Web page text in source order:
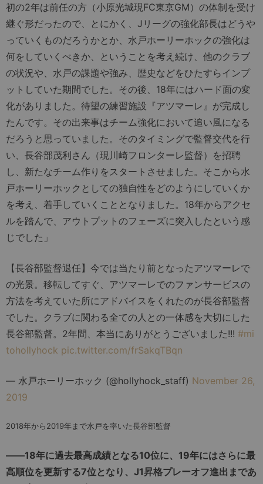
初の2年は前任の方（小原光城現FC東京GM）の体制を受け
継ぐ形だったので、とにかく、Jリーグの強化部長はどうや
っていくものだろうかとか、水戸ホーリーホックの強化は
何をしていくべきか、ということを考え続け、他のクラブ
の状況や、水戸の課題や強み、歴史などをひたすらインプ
ットしていた期間でした。その後、18年にはハード面の変
化がありました。待望の練習施設『アツマーレ』が完成し
たんです。その出来事はチーム強化において追い風になる
だろうと思っていました。そのタイミングで監督交代を行
い、長谷部茂利さん（現川崎フロンターレ監督）を招聘
し、新たなチーム作りをスタートさせました。そこから水
戸ホーリーホックとしての独自性をどのようにしていくか
を考え、着手していくこととなりました。18年からアクセ
ルを踏んで、アウトプットのフェーズに突入したという感
じでした」
【長谷部監督退任】今では当たり前となったアツマーレで
の光景。移転してすぐ、アツマーレでのファンサービスの
方法を考えていた所にアドバイスをくれたのが長谷部監督
でした。クラブに関わる全ての人との一体感を大切にした
長谷部監督。2年間、本当にありがとうございました!!! #mi
tohollyhock pic.twitter.com/frSakqTBqn
— 水戸ホーリーホック (@hollyhock_staff) November 26,
2019
2018年から2019年まで水戸を率いた長谷部監督
――18年に過去最高成績となる10位に、19年にはさらに最
高順位を更新する7位となり、J1昇格プレーオフ進出まであ